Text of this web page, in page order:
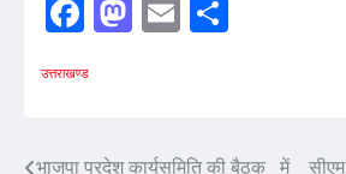
Facebook
Mastodon
Email
उत्तराखण्ड
भाजपा प्रदेश कार्यसमिति की बैठक में सीएम